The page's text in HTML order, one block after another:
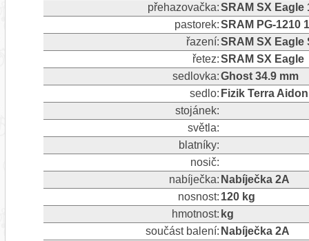
přehazovačka:SRAM SX Eagle
pastorek:SRAM PG-1210
řazení:SRAM SX Eagle
řetez:SRAM SX Eagle
sedlovka:Ghost 34.9 mm
sedlo: Fizik Terra Aidon
stojánek:
světla:
blatníky:
nosič:
nabíječka: Nabíječka 2A
nosnost: 120 kg
hmotnost: kg
součást balení: Nabíječka 2A